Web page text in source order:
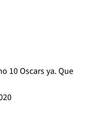
10 Oscars ya. Que